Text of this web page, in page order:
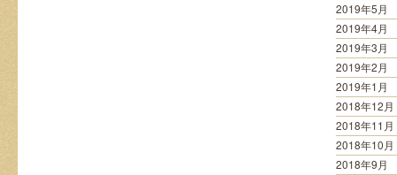
2019年5月
2019年4月
2019年3月
2019年2月
2019年1月
2018年12月
2018年11月
2018年10月
2018年9月